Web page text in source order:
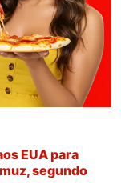
EUA para
segundo